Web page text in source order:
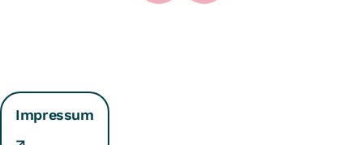
Impressum